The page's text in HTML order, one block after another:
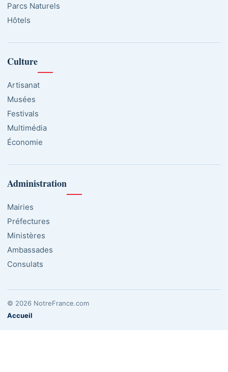
Parcs Naturels
Hôtels
Culture
Artisanat
Musées
Festivals
Multimédia
Économie
Administration
Mairies
Préfectures
Ministères
Ambassades
Consulats
© 2026 NotreFrance.com
Accueil